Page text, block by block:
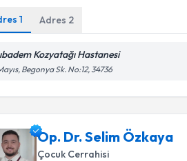
1 Adres 2
Kozyatağı Hastanesi
Begonya Sk. No:12, 34736
Op. Dr. Selim Özkaya
Çocuk Cerrahisi